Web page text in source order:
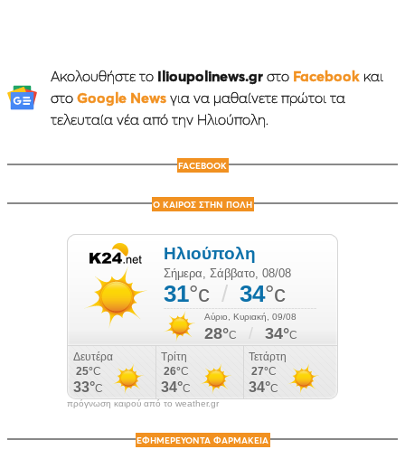
Ακολουθήστε το Ilioupolinews.grστο Facebookκαι
στο Google Newsγια να μαθαίνετε πρώτοι τα
τελευταία νέα από την Ηλιούπολη.
FACEBOOK
Ο ΚΑΙΡΟΣ ΣΤΗΝ ΠΟΛΗ
πρόγνωση καιρού από το weather.gr
ΕΦΗΜΕΡΕΥΟΝΤΑ ΦΑΡΜΑΚΕΙΑ